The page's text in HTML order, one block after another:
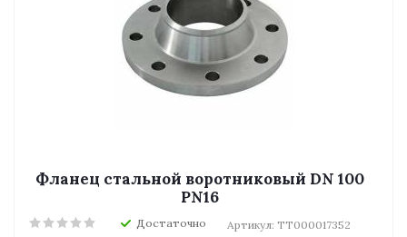
Фланец стальной воротниковый DN 100
PN16
Достаточно Артикул: ТТ000017352